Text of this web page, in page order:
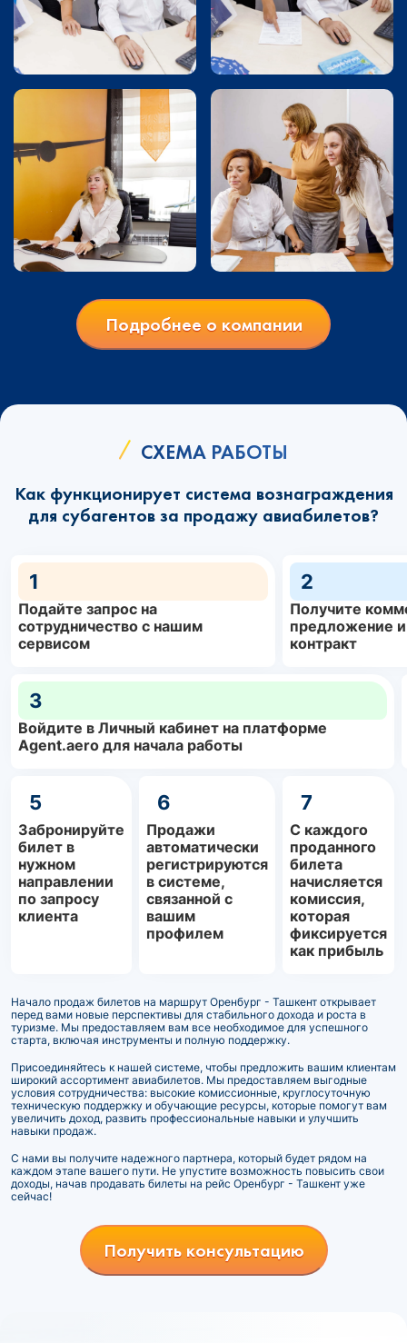
Подробнее о компании
СХЕМА РАБОТЫ
Как функционирует система вознаграждения
для субагентов за продажу авиабилетов?
1
Подайте запрос на
сотрудничество с нашим
сервисом
2
Получите
предложение
контракт
3
Войдите в Личный кабинет на платформе
Agent.aero для начала работы
5
Забронируйте
билет в
нужном
направлении
по запросу
клиента
6
Продажи
автоматически
регистрируются
в системе,
связанной с
вашим
профилем
7
С каждого
проданного
билета
начисляется
комиссия,
которая
фиксируется
как прибыль
Начало продаж билетов на маршрут Оренбург - Ташкент открывает
перед вами новые перспективы для стабильного дохода и роста в
туризме. Мы предоставляем вам все необходимое для успешного
старта, включая инструменты и полную поддержку.
Присоединяйтесь к нашей системе, чтобы предложить вашим клиентам
широкий ассортимент авиабилетов. Мы предоставляем выгодные
условия сотрудничества: высокие комиссионные, круглосуточную
техническую поддержку и обучающие ресурсы, которые помогут вам
увеличить доход, развить профессиональные навыки и улучшить
навыки продаж.
С нами вы получите надежного партнера, который будет рядом на
каждом этапе вашего пути. Не упустите возможность повысить свои
доходы, начав продавать билеты на рейс Оренбург - Ташкент уже
сейчас!
Получить консультацию